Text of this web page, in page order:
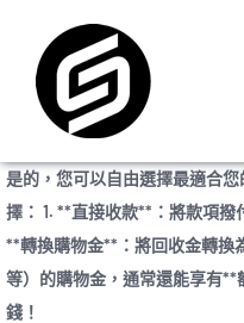
content
門市據點
iMCheck APP
iPhone 回收價
是的，您可以自由選擇最適合
擇： 1. **直接收款**：將款項
**轉換購物金**：將回收金轉換
等）的購物金，通常還能享有
錢！